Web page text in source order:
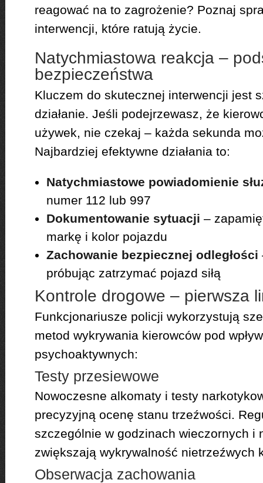
reagować na to zagrożenie? Poznaj
interwencji, które ratują życie.
Natychmiastowa reakcja –
bezpieczeństwa
Kluczem do skutecznej interwencji jest
działanie. Jeśli podejrzewasz, że
używek, nie czekaj – każda sekunda
Najbardziej efektywne działania to:
Natychmiastowe powiadomienie
numer 112 lub 997
Dokumentowanie sytuacji –
markę i kolor pojazdu
Zachowanie bezpiecznej odległości
próbując zatrzymać pojazd siłą
Kontrole drogowe – pierwsza
Funkcjonariusze policji wykorzystują
metod wykrywania kierowców pod
psychoaktywnych:
Testy przesiewowe
Nowoczesne alkomaty i testy
precyzyjną ocenę stanu trzeźwości.
szczególnie w godzinach wieczornych i
zwiększają wykrywalność nietrzeźwych
Obserwacja zachowania